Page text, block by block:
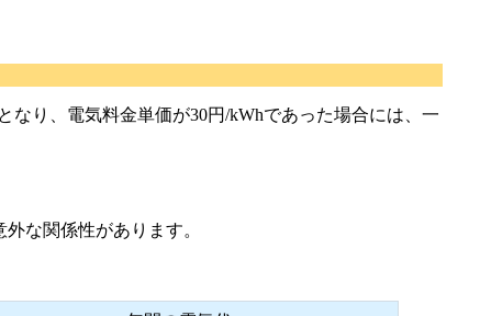
り、電気料金単価が30円/kWhであった場合には、一
な関係性があります。